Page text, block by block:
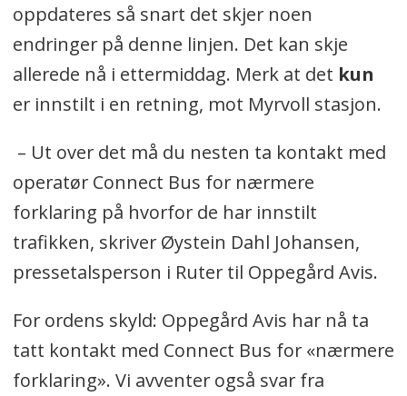
oppdateres så snart det skjer noen
endringer på denne linjen. Det kan skje
allerede nå i ettermiddag. Merk at det kun
er innstilt i en retning, mot Myrvoll stasjon.
– Ut over det må du nesten ta kontakt med
operatør Connect Bus for nærmere
forklaring på hvorfor de har innstilt
trafikken, skriver Øystein Dahl Johansen,
pressetalsperson i Ruter til Oppegård Avis.
For ordens skyld: Oppegård Avis har nå ta
tatt kontakt med Connect Bus for «nærmere
forklaring». Vi avventer også svar fra